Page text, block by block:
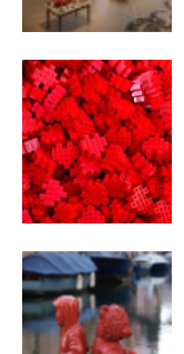
Adresse email*
Nom
Prénom
Adresse email*